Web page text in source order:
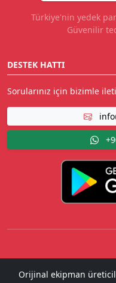
Türkiye'nin yedek
Güvenilir
DESTEK HATTI
Sorularınız için bizimle
Orijinal ekipman